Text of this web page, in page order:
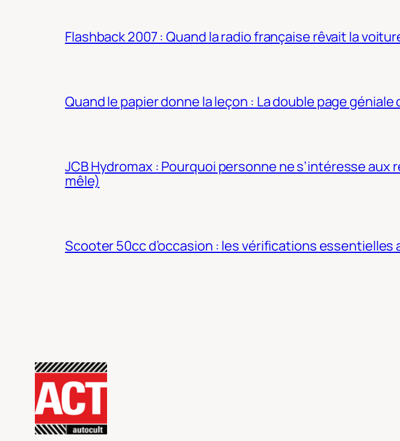
Flashback 2007 : Quand la radio française rêvait la
Quand le papier donne la leçon : La double page
JCB Hydromax : Pourquoi personne ne s’intéresse aux
mêle)
Scooter 50cc d’occasion : les vérifications